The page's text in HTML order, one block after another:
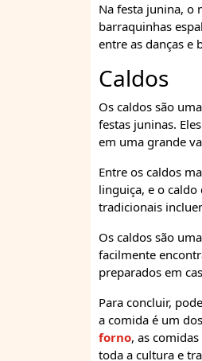
Na festa junina, o
barraquinhas
entre as danças e
Caldos
Os caldos são
festas juninas.
em uma grande
Entre os caldos
linguiça, e o
tradicionais
Os caldos são
facilmente
preparados em
Para concluir,
a comida é um
forno, as
toda a cultura e